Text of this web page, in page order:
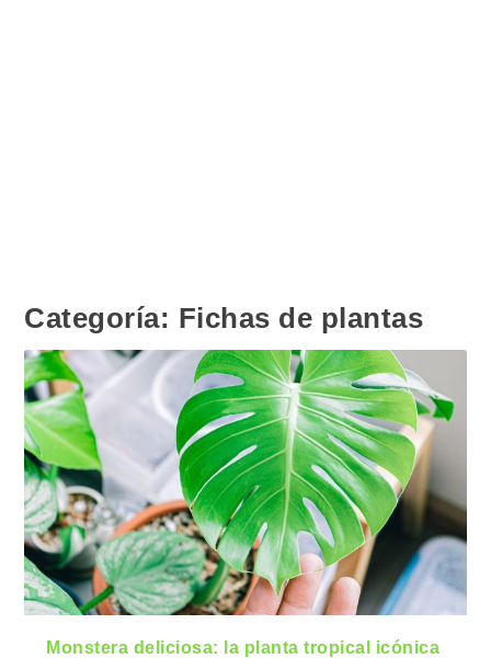
Categoría: Fichas de plantas
Monstera deliciosa: la planta tropical icónica